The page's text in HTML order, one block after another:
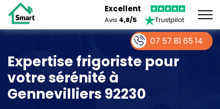
Excellent
Avis 4,8/5 Trustpilot
Expertise frigoriste pour
votre sérénité à
Gennevilliers 92230
07 57 81 65 14